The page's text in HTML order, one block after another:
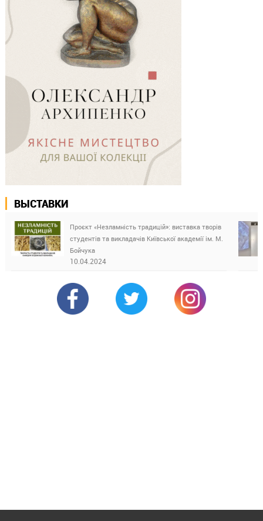
ВЫСТАВКИ
Проєкт «Незламність традицій»: виставка творів
студентів та викладачів Київської академії ім. М.
Бойчука
10.04.2024